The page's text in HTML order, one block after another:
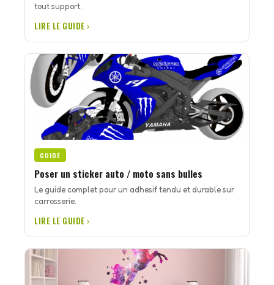
tout support.
LIRE LE GUIDE ›
GUIDE
Poser un sticker auto / moto sans bulles
Le guide complet pour un adhesif tendu et durable sur
carrosserie.
LIRE LE GUIDE ›